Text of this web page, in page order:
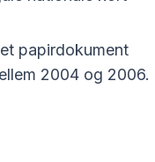
papirdokument
2004 og 2006.